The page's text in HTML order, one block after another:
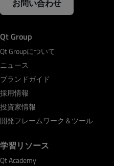
お問い合わせ
Qt Group
Qt Groupについて
ニュース
ブランドガイド
採用情報
投資家情報
開発フレームワーク＆ツール
学習リソース
Qt Academy